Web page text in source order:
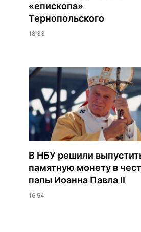
«епископа»
Тернопольского
18:33
В НБУ решили
памятную монету в
папы Иоанна Павла II
16:54